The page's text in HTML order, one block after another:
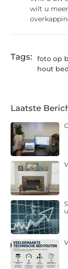
wilt u
Tags: foto op
hout
Laatste